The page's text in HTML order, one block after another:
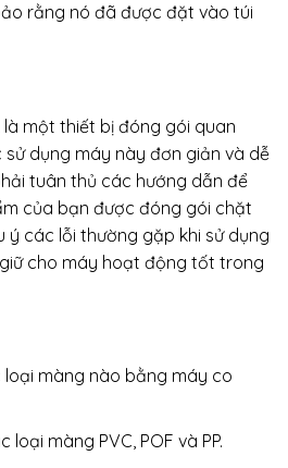
rằng nó đã được đặt vào túi
là một thiết bị đóng gói quan
dụng máy này đơn giản và dễ
tuân thủ các hướng dẫn để
của bạn được đóng gói chặt
ý các lỗi thường gặp khi sử dụng
cho máy hoạt động tốt trong
màng nào bằng máy co
màng PVC, POF và PP.